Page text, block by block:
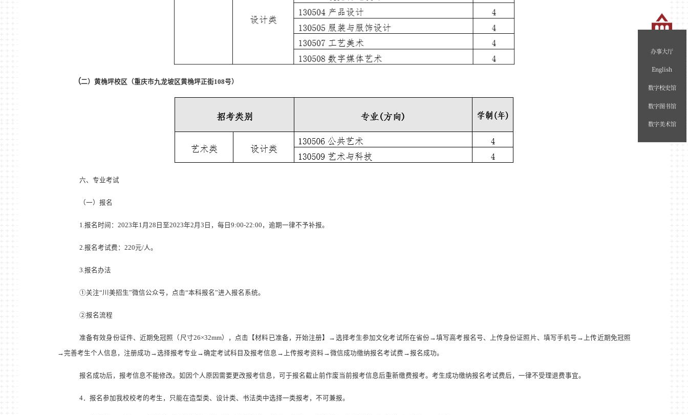
（二）黄桷坪校区（重庆市九龙坡区黄桷坪正街108号）
六、专业考试
（一）报名
1.报名时间： 2023年1月 28 日至2023年2月 3 日，每日 9:00-22:00 ，逾期一律不予补报。
2.报名考试费： 220元/人。
3.报名办法
①关注“川美招生”微信公众号，点击“本科报名”进入报名系统。
②报名流程
准备有效身份证件、近期免冠照（尺寸26×32mm），点击【材料已准备，开始注册】→选择考生参加文化考试所在省份→填写高考报名号、上传身份证照片、填写手机号→上传近期免冠照
→完善考生个人信息，注册成功→选择报考专业→确定考试科目及报考信息→上传报考资料→微信成功缴纳报名考试费→报名成功。
报名成功后，报考信息不能修改。如因个人原因需要更改报考信息，可于报名截止前作废当前报考信息后重新缴费报考。考生成功缴纳报名考试费后，一律不受理退费事宜。
4．报名参加我校校考的考生，只能在造型类、设计类、书法类中选择一类报考，不可兼报。
办事大厅
English
数字校史馆
数字图书馆
数字美术馆